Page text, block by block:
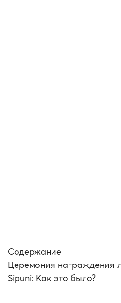
Содержание
Церемония награждения
Sipuni: Как это было?